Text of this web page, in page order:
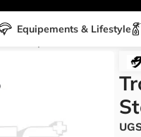
Equipements & Lifestyle